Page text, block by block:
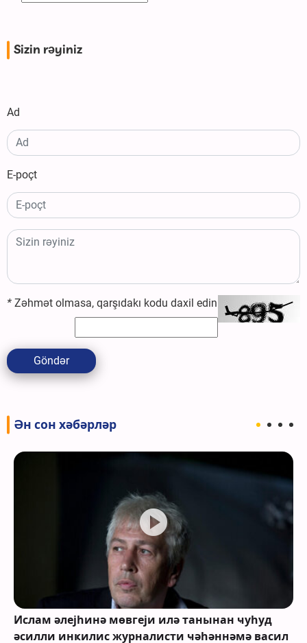
Sizin rəyiniz
Ad
E-poçt
* Zəhmət olmasa, qarşıdakı kodu daxil edin
Göndər
Ән сон хәбәрләр
Ислам әлејһинә мөвгеји илә танынан ҹуһуд
әсилли инҝилис журналисти ҹәһәннәмә васил